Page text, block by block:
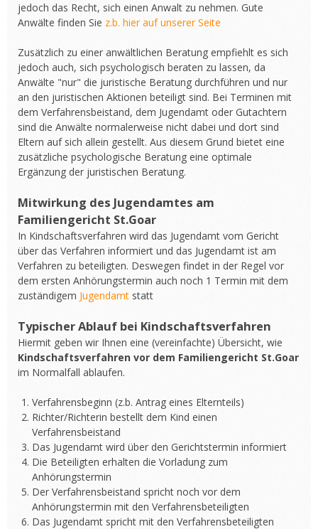
jedoch das Recht, sich einen Anwalt zu nehmen. Gute
Anwälte finden Sie z.b. hier auf unserer Seite
Zusätzlich zu einer anwältlichen Beratung empfiehlt es sich
jedoch auch, sich psychologisch beraten zu lassen, da
Anwälte "nur" die juristische Beratung durchführen und nur
an den juristischen Aktionen beteiligt sind. Bei Terminen mit
dem Verfahrensbeistand, dem Jugendamt oder Gutachtern
sind die Anwälte normalerweise nicht dabei und dort sind
Eltern auf sich allein gestellt. Aus diesem Grund bietet eine
zusätzliche psychologische Beratung eine optimale
Ergänzung der juristischen Beratung.
Mitwirkung des Jugendamtes am
Familiengericht St.Goar
In Kindschaftsverfahren wird das Jugendamt vom Gericht
über das Verfahren informiert und das Jugendamt ist am
Verfahren zu beteiligten. Deswegen findet in der Regel vor
dem ersten Anhörungstermin auch noch 1 Termin mit dem
zuständigem Jugendamt statt
Typischer Ablauf bei Kindschaftsverfahren
Hiermit geben wir Ihnen eine (vereinfachte) Übersicht, wie
Kindschaftsverfahren vor dem Familiengericht St.Goar
im Normalfall ablaufen.
Verfahrensbeginn (z.b. Antrag eines Elternteils)
Richter/Richterin bestellt dem Kind einen
Verfahrensbeistand
Das Jugendamt wird über den Gerichtstermin informiert
Die Beteiligten erhalten die Vorladung zum
Anhörungstermin
Der Verfahrensbeistand spricht noch vor dem
Anhörungstermin mit den Verfahrensbeteiligten
Das Jugendamt spricht mit den Verfahrensbeteiligten